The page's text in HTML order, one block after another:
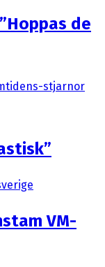
de
stjarnor
VM-